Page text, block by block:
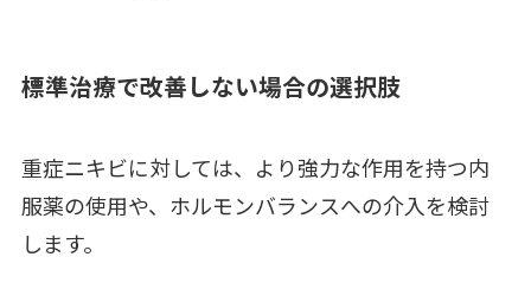
標準治療で改善しない場合の選択肢
重症ニキビに対しては、より強力な作用を持つ内
服薬の使用や、ホルモンバランスへの介入を検討
します。